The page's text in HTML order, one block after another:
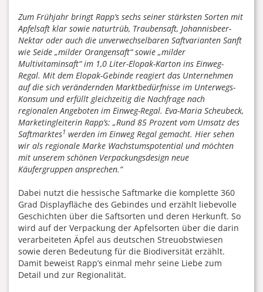
Zum Frühjahr bringt Rapp’s sechs seiner stärksten Sorten mit
Apfelsaft klar sowie naturtrüb, Traubensaft, Johannisbeer-
Nektar oder auch die unverwechselbaren Saftvarianten Sanft
wie Seide „milder Orangensaft“ sowie „milder
Multivitaminsaft“ im 1,0 Liter-Elopak-Karton ins Einweg-
Regal. Mit dem Elopak-Gebinde reagiert das Unternehmen
auf die sich verändernden Marktbedürfnisse im Unterwegs-
Konsum und erfüllt gleichzeitig die Nachfrage nach
regionalen Angeboten im Einweg-Regal. Eva-Maria Scheubeck,
Marketingleiterin Rapp’s: „Rund 85 Prozent vom Umsatz des
Saftmarktes1 werden im Einweg Regal gemacht. Hier sehen
wir als regionale Marke Wachstumspotential und möchten
mit unserem schönen Verpackungsdesign neue
Käufergruppen ansprechen.“
Dabei nutzt die hessische Saftmarke die komplette 360
Grad Displayfläche des Gebindes und erzählt liebevolle
Geschichten über die Saftsorten und deren Herkunft. So
wird auf der Verpackung der Apfelsorten über die darin
verarbeiteten Äpfel aus deutschen Streuobstwiesen
sowie deren Bedeutung für die Biodiversität erzählt.
Damit beweist Rapp’s einmal mehr seine Liebe zum
Detail und zur Regionalität.